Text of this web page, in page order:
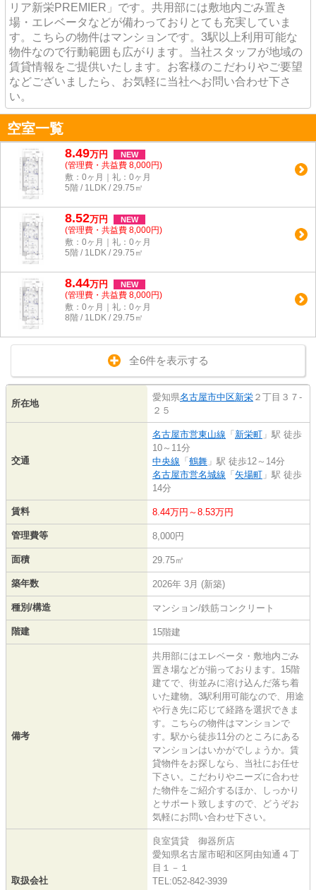
リア新栄PREMIER」です。共用部には敷地内ごみ置き
場・エレベータなどが備わっておりとても充実していま
す。こちらの物件はマンションです。3駅以上利用可能な
物件なので行動範囲も広がります。当社スタッフが地域の
賃貸情報をご提供いたします。お客様のこだわりやご要望
などございましたら、お気軽に当社へお問い合わせ下さ
い。
空室一覧
8.49万円 NEW
(管理費・共益費 8,000円)
敷：0ヶ月｜礼：0ヶ月
5階 / 1LDK / 29.75㎡
8.52万円 NEW
(管理費・共益費 8,000円)
敷：0ヶ月｜礼：0ヶ月
5階 / 1LDK / 29.75㎡
8.44万円 NEW
(管理費・共益費 8,000円)
敷：0ヶ月｜礼：0ヶ月
8階 / 1LDK / 29.75㎡
全6件を表示する
所在地
愛知県名古屋市中区新栄 ２丁目３７-
２５
交通
名古屋市営東山線 「 新栄町 」駅 徒歩
10～11分
中央線 「 鶴舞 」駅 徒歩12～14分
名古屋市営名城線 「 矢場町 」駅 徒歩
14分
賃料 8.44万円～8.53万円
管理費等 8,000円
面積 29.75㎡
築年数 2026年 3月 (新築)
種別/構造 マンション/鉄筋コンクリート
階建 15階建
備考
共用部にはエレベータ・敷地内ごみ
置き場などが揃っております。15階
建てで、街並みに溶け込んだ落ち着
いた建物。3駅利用可能なので、用途
や行き先に応じて経路を選択できま
す。こちらの物件はマンションで
す。駅から徒歩11分のところにある
マンションはいかがでしょうか。賃
貸物件をお探しなら、当社にお任せ
下さい。こだわりやニーズに合わせ
た物件をご紹介するほか、しっかり
とサポート致しますので、どうぞお
気軽にお問い合わせ下さい。
取扱会社
良室賃貸 御器所店
愛知県名古屋市昭和区阿由知通４丁
目１－１
TEL:052-842-3939